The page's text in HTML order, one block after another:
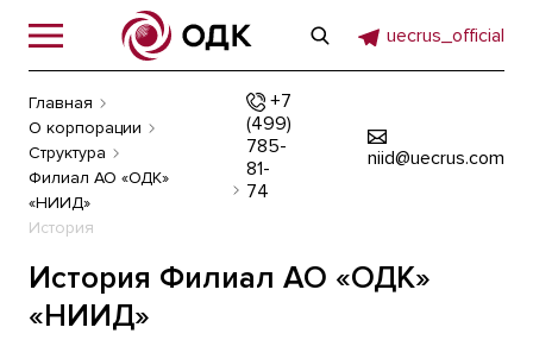
uecrus_official
Главная
О корпорации
Структура
Филиал АО «ОДК»
«НИИД»
История
+7
(499)
785-
81-
74
niid@uecrus.com
История Филиал АО «ОДК»
«НИИД»